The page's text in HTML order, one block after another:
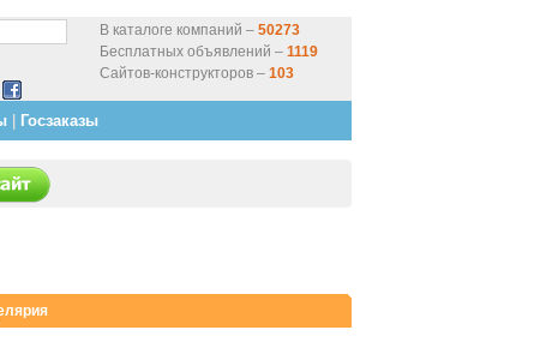
В каталоге компаний – 50273
Бесплатных объявлений – 1119
Сайтов-конструкторов – 103
Госзаказы